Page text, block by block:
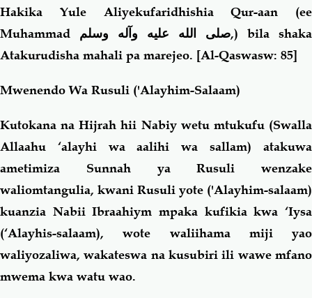
Hakika Yule Aliyekufaridhishia Qur-aan (ee
Muhammad صلى الله عليه وآله وسلم,) bila shaka
Atakurudisha mahali pa marejeo. [Al-Qaswasw: 85]
Mwenendo Wa Rusuli ('Alayhim-Salaam)
Kutokana na Hijrah hii Nabiy wetu mtukufu (Swalla
Allaahu ‘alayhi wa aalihi wa sallam) atakuwa
ametimiza Sunnah ya Rusuli wenzake
waliomtangulia, kwani Rusuli yote ('Alayhim-salaam)
kuanzia Nabii Ibraahiym mpaka kufikia kwa ‘Iysa
(‘Alayhis-salaam), wote waliihama miji yao
waliyozaliwa, wakateswa na kusubiri ili wawe mfano
mwema kwa watu wao.